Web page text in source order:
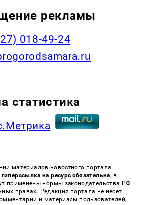
рекламы
018-49-24
статистика
материалов новостного портала
гиперссылка на ресурс обязательна, в
применены нормы законодательства РФ
правах. Редакция портала не несет
и материалы пользователей,